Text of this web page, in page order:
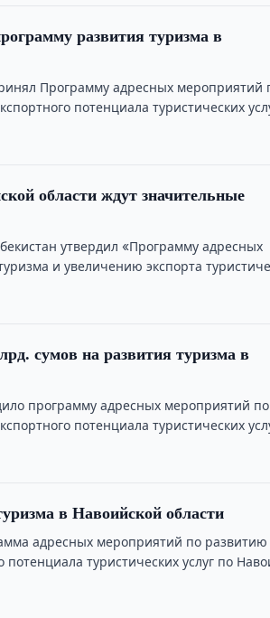
развития туризма в
Программу адресных мероприятий
потенциала туристических
области ждут значительные
утвердил «Программу адресных
и увеличению экспорта
сумов на развития туризма в
программу адресных мероприятий по
потенциала туристических
в Навоийской области
адресных мероприятий по
туристических услуг по